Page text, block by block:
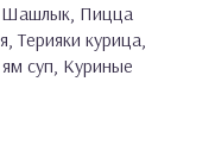
Шашлык, Пицца
Терияки курица,
суп, Куриные